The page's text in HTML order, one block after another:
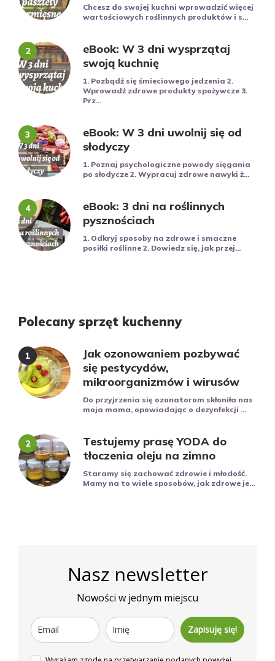
Chcesz do swojej kuchni wprowadzić więcej
wartościowych roślinnych produktów i s...
eBook: W 3 dni wysprzątaj
swoją kuchnię
1. Pozbądź się śmieciowego jedzenia 2.
Wprowadź zdrowe produkty spożywcze 3.
Prz...
eBook: W 3 dni uwolnij się od
słodyczy
1. Poznaj psychologiczne powody sięgania
po słodycze 2. Wypracuj zdrowe nawyki ż...
eBook: 3 dni na roślinnych
pysznościach
1. Odkryj sposoby na zdrowe i smaczne
posiłki roślinne 2. Dowiedz się, jak przej...
Polecany sprzęt kuchenny
Jak ozonowaniem pozbywać
się pestycydów,
mikroorganizmów i wirusów
Do przyjrzenia się ozonatorom skłoniła nas
moja mama, opowiadając o dezynfekcji ...
Testujemy prasę YODA do
tłoczenia oleju na zimno
Staramy się zachować zdrowie i młodość.
Mamy na to wiele sposobów, jak zdrowe je...
Nasz newsletter
Nowości w jednym miejscu
Zapisuję się!